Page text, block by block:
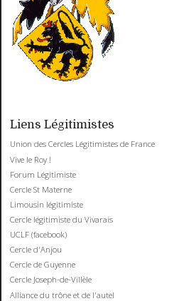
Liens Légitimistes
Union des Cercles Légitimistes de France
Vive le Roy !
Forum Légitimiste
Cercle St Materne
Limousin légitimiste
Cercle légitimiste du Vivarais
UCLF (facebook)
Cercle d'Anjou
Cercle de Guyenne
Cercle Joseph-de-Villèle
Alliance du trône et de l'autel